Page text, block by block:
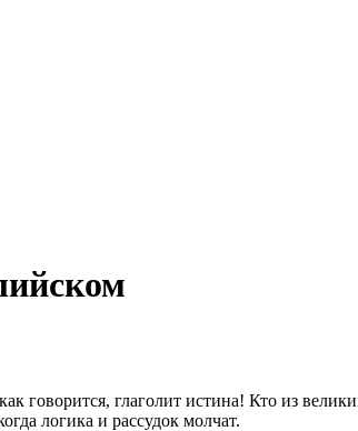
глаголит истина! Кто из
логика и рассудок молчат.